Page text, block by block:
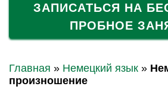
ЗАПИСАТЬСЯ НА
ПРОБНОЕ
Главная » Немецкий язык »
произношение